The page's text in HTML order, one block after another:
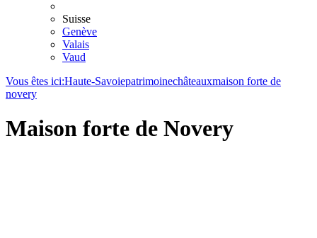
Suisse
Genève
Valais
Vaud
Vous êtes ici:Haute-Savoiepatrimoinechâteauxmaison forte de
novery
Maison forte de Novery